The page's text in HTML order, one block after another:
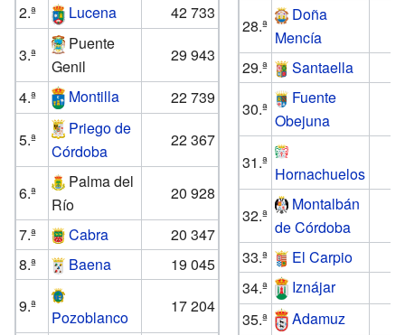
2.ª
Lucena 42 733
3.ª
Puente
Genil
29 943
4.ª Montilla 22 739
5.ª
Priego de
Córdoba
22 367
6.ª
Palma del
Río
20 928
7.ª
Cabra
20 347
8.ª
Baena
19 045
9.ª
Pozoblanco
17 204
28.ª
Doña
Mencía
29.ª
Santaella
30.ª
Fuente
Obejuna
31.ª
Hornachuelos
32.ª
Montalbán
de Córdoba
33.ª
El Carpio
34.ª
Iznájar
35.ª
Adamuz